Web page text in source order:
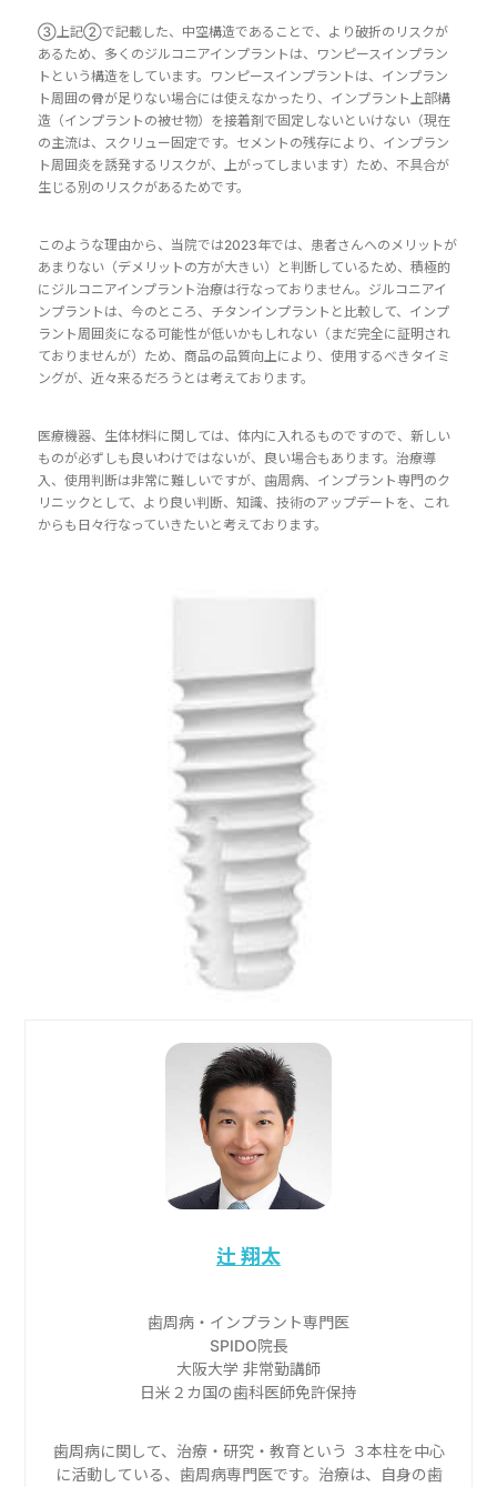
③上記②で記載した、中空構造であることで、より破折のリスクが
あるため、多くのジルコニアインプラントは、ワンピースインプラン
トという構造をしています。ワンピースインプラントは、インプラン
ト周囲の骨が足りない場合には使えなかったり、インプラント上部構
造（インプラントの被せ物）を接着剤で固定しないといけない（現在
の主流は、スクリュー固定です。セメントの残存により、インプラン
ト周囲炎を誘発するリスクが、上がってしまいます）ため、不具合が
生じる別のリスクがあるためです。
このような理由から、当院では2023年では、患者さんへのメリットが
あまりない（デメリットの方が大きい）と判断しているため、積極的
にジルコニアインプラント治療は行なっておりません。ジルコニアイ
ンプラントは、今のところ、チタンインプラントと比較して、インプ
ラント周囲炎になる可能性が低いかもしれない（まだ完全に証明され
ておりませんが）ため、商品の品質向上により、使用するべきタイミ
ングが、近々来るだろうとは考えております。
医療機器、生体材料に関しては、体内に入れるものですので、新しい
ものが必ずしも良いわけではないが、良い場合もあります。治療導
入、使用判断は非常に難しいですが、歯周病、インプラント専門のク
リニックとして、より良い判断、知識、技術のアップデートを、これ
からも日々行なっていきたいと考えております。
辻 翔太
歯周病・インプラント専門医
SPIDO院長
大阪大学 非常勤講師
日米２カ国の歯科医師免許保持
歯周病に関して、治療・研究・教育という ３本柱を中心
に活動している、歯周病専門医です。治療は、自身の歯